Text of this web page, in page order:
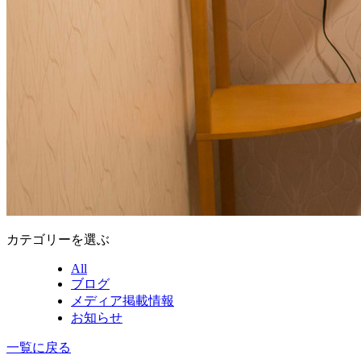
カテゴリーを選ぶ
All
ブログ
メディア掲載情報
お知らせ
一覧に戻る